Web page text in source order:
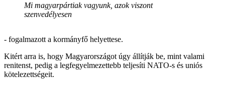
Mi magyarpártiak vagyunk, azok viszont
szenvedélyesen
- fogalmazott a kormányfő helyettese.
Kitért arra is, hogy Magyarországot úgy állítják be, mint valami
renitenst, pedig a legfegyelmezettebb teljesíti NATO-s és uniós
kötelezettségeit.